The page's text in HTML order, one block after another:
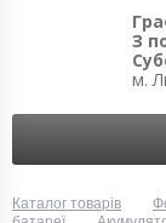
З
м.
Каталог товарів